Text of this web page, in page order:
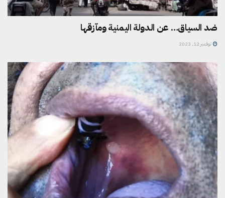
ضد السياق… عن الدولة اليمنية ومآزقها
نوفمبر 12, 2023